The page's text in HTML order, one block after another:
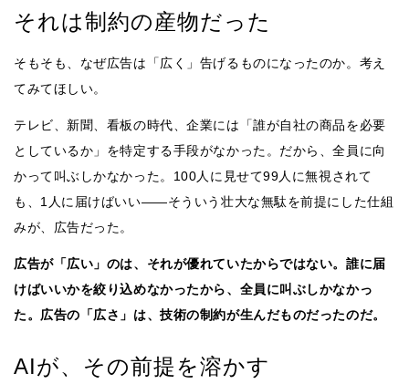
それは制約の産物だった
そもそも、なぜ広告は「広く」告げるものになったのか。考え
てみてほしい。
テレビ、新聞、看板の時代、企業には「誰が自社の商品を必要
としているか」を特定する手段がなかった。だから、全員に向
かって叫ぶしかなかった。100人に見せて99人に無視されて
も、1人に届けばいい——そういう壮大な無駄を前提にした仕組
みが、広告だった。
広告が「広い」のは、それが優れていたからではない。誰に届
けばいいかを絞り込めなかったから、全員に叫ぶしかなかっ
た。広告の「広さ」は、技術の制約が生んだものだったのだ。
AIが、その前提を溶かす